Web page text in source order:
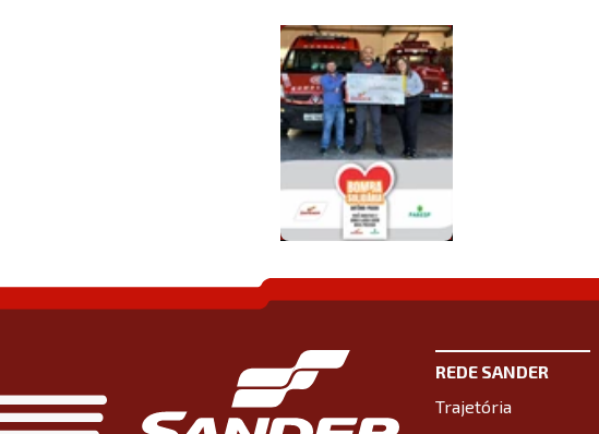
REDE SANDER
Trajetória